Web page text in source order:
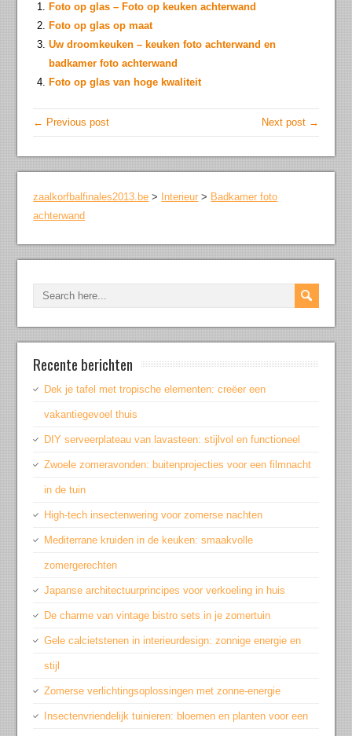
Foto op glas – Foto op keuken achterwand
Foto op glas op maat
Uw droomkeuken – keuken foto achterwand en
badkamer foto achterwand
Foto op glas van hoge kwaliteit
← Previous post Next post →
zaalkorfbalfinales2013.be > Interieur > Badkamer foto
achterwand
Recente berichten
Dek je tafel met tropische elementen: creëer een
vakantiegevoel thuis
DIY serveerplateau van lavasteen: stijlvol en functioneel
Zwoele zomeravonden: buitenprojecties voor een filmnacht
in de tuin
High-tech insectenwering voor zomerse nachten
Mediterrane kruiden in de keuken: smaakvolle
zomergerechten
Japanse architectuurprincipes voor verkoeling in huis
De charme van vintage bistro sets in je zomertuin
Gele calcietstenen in interieurdesign: zonnige energie en
stijl
Zomerse verlichtingsoplossingen met zonne-energie
Insectenvriendelijk tuinieren: bloemen en planten voor een